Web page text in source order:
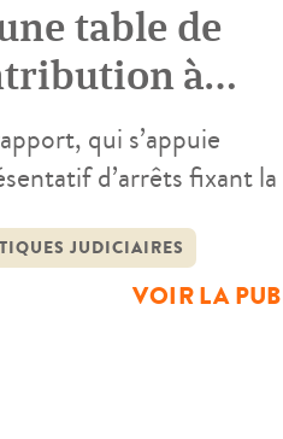
table de
à
qui s’appuie
d’arrêts fixant
place d’une table de
JUDICIAIRES
VOIR LA